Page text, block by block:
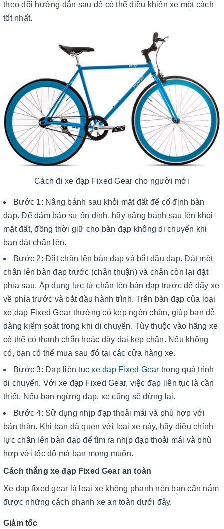
theo dõi hướng dẫn sau để có thể điều khiển xe một cách
tốt nhất.
Cách đi xe đạp Fixed Gear cho người mới
Bước 1: Nâng bánh sau khỏi mặt đất để cố định bàn
đạp. Để đảm bảo sự ổn định, hãy nâng bánh sau lên khỏi
mặt đất, đồng thời giữ cho bàn đạp không di chuyển khi
bạn đặt chân lên.
Bước 2: Đặt chân lên bàn đạp và bắt đầu đạp. Đặt một
chân lên bàn đạp trước (chân thuận) và chân còn lại đặt
phía sau. Áp dụng lực từ chân lên bàn đạp trước để đẩy xe
về phía trước và bắt đầu hành trình. Trên bàn đạp của loại
xe đạp Fixed Gear thường có kẹp ngón chân, giúp bạn dễ
dàng kiểm soát trong khi di chuyển. Tùy thuộc vào hãng xe
có thể có thanh chắn hoặc dây đai kẹp chân. Nếu không
có, bạn có thể mua sau đó tại các cửa hàng xe.
Bước 3: Đạp liên tụcxe đạp Fixed Gear trong quá trình
di chuyển. Với xe đạp Fixed Gear, việc đạp liên tục là cần
thiết. Nếu bạn ngừng đạp, xe cũng sẽ dừng lại.
Bước 4: Sử dụng nhịp đạp thoải mái và phù hợp với
bản thân. Khi bạn đã quen với loại xe này, hãy điều chỉnh
lực chân lên bàn đạp để tìm ra nhịp đạp thoải mái và phù
hợp với tốc độ mà bạn mong muốn.
Cách thắng xe đạp Fixed Gear an toàn
Xe đạp fixed gear là loại xe không phanh nên bạn cần nắm
được những cách phanh xe an toàn dưới đây.
Giảm tốc